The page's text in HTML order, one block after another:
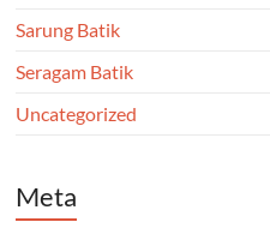
Sarung Batik
Seragam Batik
Uncategorized
Meta